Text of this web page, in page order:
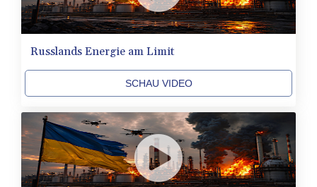
BWP 15.558807
BYN 3.432357
22660.258427
BZD 2.318271
CAD 1.612983
2615.761404
CHF 0.93588
CLF 0.026829
CLP
1055.916879
Russlands Energie am Limit
SCHAU VIDEO